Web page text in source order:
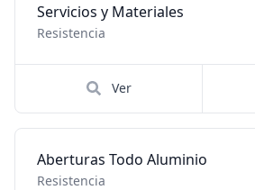
Servicios y Materiales
Resistencia
Ver
Aberturas Todo Aluminio
Resistencia